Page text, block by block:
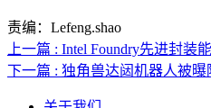
责编：Lefeng.shao
上一篇 : Intel Foundry先进封装
下一篇 : 独角兽达闼机器人被